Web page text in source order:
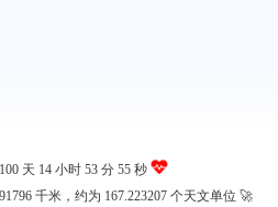
天 14 小时 53 分 55 秒
千米，约为 167.223207 个天文单位 🚀